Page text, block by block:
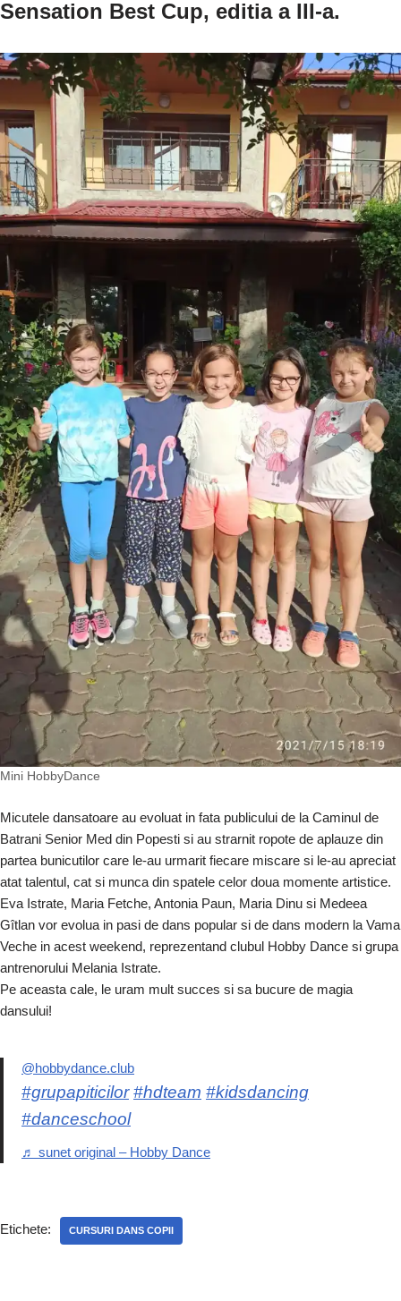
Sensation Best Cup, editia a III-a.
Mini HobbyDance
Micutele dansatoare au evoluat in fata publicului de la Caminul de
Batrani Senior Med din Popesti si au strarnit ropote de aplauze din
partea bunicutilor care le-au urmarit fiecare miscare si le-au apreciat
atat talentul, cat si munca din spatele celor doua momente artistice.
Eva Istrate, Maria Fetche, Antonia Paun, Maria Dinu si Medeea
Gîtlan vor evolua in pasi de dans popular si de dans modern la Vama
Veche in acest weekend, reprezentand clubul Hobby Dance si grupa
antrenorului Melania Istrate.
Pe aceasta cale, le uram mult succes si sa bucure de magia
dansului!
@hobbydance.club
#grupapiticilor #hdteam #kidsdancing
#danceschool
♬ sunet original – Hobby Dance
Etichete: CURSURI DANS COPII